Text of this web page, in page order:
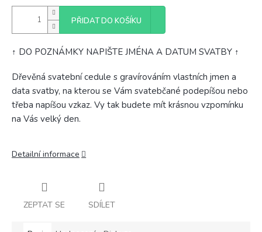
PŘIDAT DO KOŠÍKU
↑ DO POZNÁMKY NAPIŠTE JMÉNA A DATUM SVATBY ↑
Dřevěná svatební cedule s gravírováním vlastních jmen a
data svatby, na kterou se Vám svatebčané podepíšou nebo
třeba napíšou vzkaz. Vy tak budete mít krásnou vzpomínku
na Vás velký den.
Detailní informace
ZEPTAT SE SDÍLET